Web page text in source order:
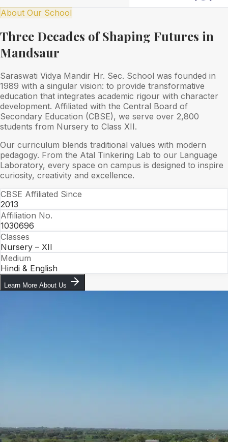
About Our School
Three Decades of Shaping Futures in
Mandsaur
Saraswati Vidya Mandir Hr. Sec. School was founded in
1989 with a singular vision: to provide transformative
education that integrates academic rigour with character
development. Affiliated with the Central Board of
Secondary Education (CBSE), we serve over 2,800
students from Nursery to Class XII.
Our curriculum blends traditional values with modern
pedagogy. From the Atal Tinkering Lab to our Language
Laboratory, every space on campus is designed to inspire
curiosity, creativity and excellence.
CBSE Affiliated Since
2013
Affiliation No.
1030696
Classes
Nursery – XII
Medium
Hindi & English
Learn More About Us